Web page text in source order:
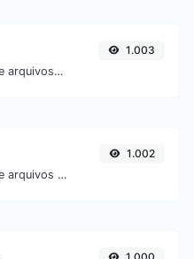
Converta facilmente arquivos de imagem ICO para JPG.
1.003
Converta facilmente arquivos de imagem ICO para GIF.
1.002